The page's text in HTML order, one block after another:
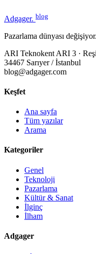
Adgager. blog
Pazarlama dünyası
ARI Teknokent ARI 3 ·
34467 Sarıyer / İstanbul
blog@adgager.com
Keşfet
Ana sayfa
Tüm yazılar
Arama
Kategoriler
Genel
Teknoloji
Pazarlama
Kültür & Sanat
İlginç
İlham
Adgager